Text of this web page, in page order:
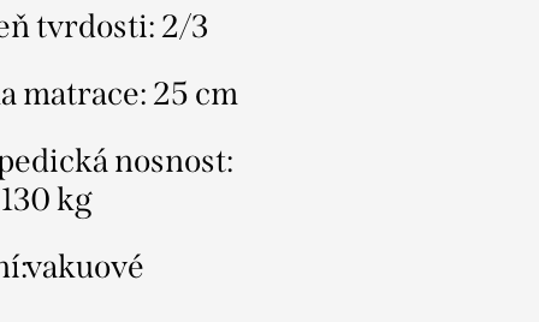
tvrdosti: 2/3
matrace: 25 cm
nosnost:
kg